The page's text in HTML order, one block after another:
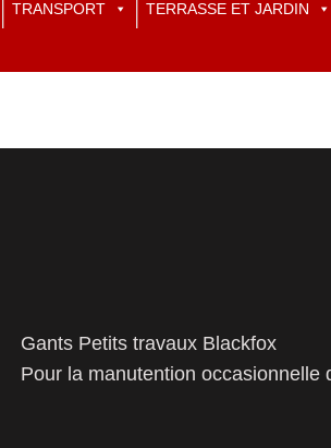
TRANSPORT TERRASSE ET JARDIN
Gants Petits travaux Blackfox
Pour la manutention occasionnelle